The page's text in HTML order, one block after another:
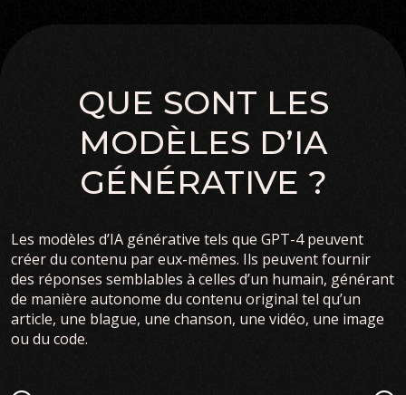
QUE SONT LES
MODÈLES D’IA
GÉNÉRATIVE ?
Les modèles d’IA générative tels que GPT-4 peuvent
créer du contenu par eux-mêmes. Ils peuvent fournir
des réponses semblables à celles d’un humain, générant
de manière autonome du contenu original tel qu’un
article, une blague, une chanson, une vidéo, une image
ou du code.